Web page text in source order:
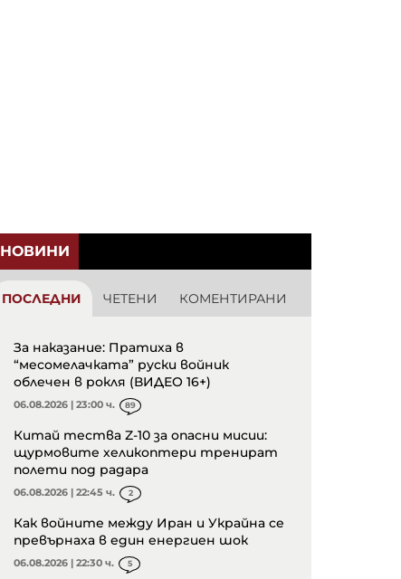
НОВИНИ
ПОСЛЕДНИ ЧЕТЕНИ КОМЕНТИРАНИ
За наказание: Пратиха в
“месомелачката” руски войник
облечен в рокля (ВИДЕО 16+)
06.08.2026 | 23:00 ч. 89
Китай тества Z-10 за опасни мисии:
щурмовите хеликоптери тренират
полети под радара
06.08.2026 | 22:45 ч. 2
Как войните между Иран и Украйна се
превърнаха в един енергиен шок
06.08.2026 | 22:30 ч. 5